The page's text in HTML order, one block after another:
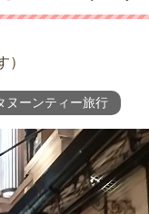
）
ヌーンティー旅行